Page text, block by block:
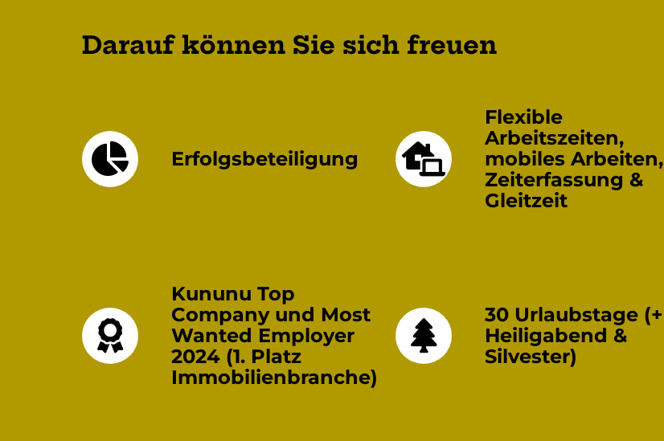
Darauf können Sie sich freuen
Erfolgsbeteiligung
Flexible
Arbeitszeiten,
mobiles Arbeiten,
Zeiterfassung &
Gleitzeit
Kununu Top
Company und Most
Wanted Employer
2024 (1. Platz
Immobilienbranche)
30 Urlaubstage (+
Heiligabend &
Silvester)